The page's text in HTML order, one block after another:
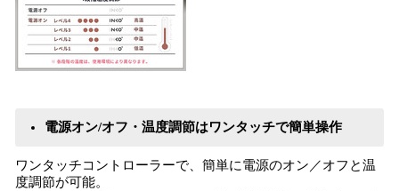
電源オン/オフ・温度調節はワンタッチで簡単操作
ワンタッチコントローラーで、簡単に電源のオン／オフと温
度調節が可能。